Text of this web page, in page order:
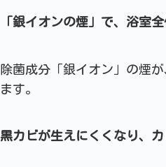
「銀イオンの煙」で、浴室
除菌成分「銀イオン」の煙
ます。
黒カビが生えにくくなり、